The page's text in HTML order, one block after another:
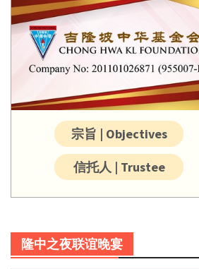
宗旨 | Objectives
信托人 | Trustee
隆中之夜联谊晚宴